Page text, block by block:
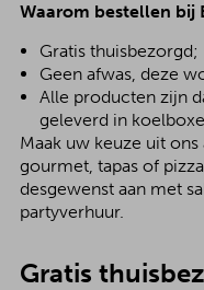
Waarom bestellen bij
Gratis thuisbezorgd;
Geen afwas, deze
Alle producten zijn
geleverd in
Maak uw keuze uit
gourmet, tapas of
desgewenst aan met
partyverhuur.
Gratis